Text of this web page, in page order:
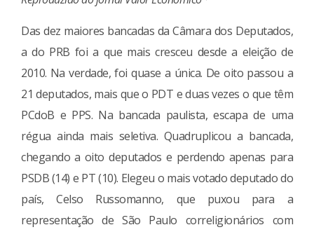
Das dez maiores bancadas da Câmara dos Deputados,
a do PRB foi a que mais cresceu desde a eleição de
2010. Na verdade, foi quase a única. De oito passou a
21 deputados, mais que o PDT e duas vezes o que têm
PCdoB e PPS. Na bancada paulista, escapa de uma
régua ainda mais seletiva. Quadruplicou a bancada,
chegando a oito deputados e perdendo apenas para
PSDB (14) e PT (10). Elegeu o mais votado deputado do
país, Celso Russomanno, que puxou para a
representação de São Paulo correligionários com